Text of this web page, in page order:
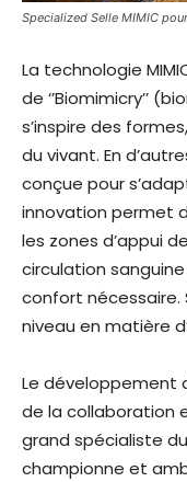
Specialized Selle MIMIC
La technologie
de ‘’Biomimicry’’
s’inspire des
du vivant. En
conçue pour
innovation permet
les zones d’appui
circulation
confort nécessaire.
niveau en matière
Le développement
de la collaboration
grand spécialiste
championne et